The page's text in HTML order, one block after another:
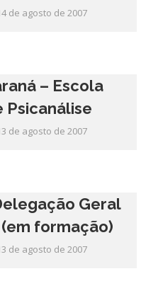
de agosto de 2007
– Escola
Psicanálise
de agosto de 2007
Geral
formação)
de agosto de 2007